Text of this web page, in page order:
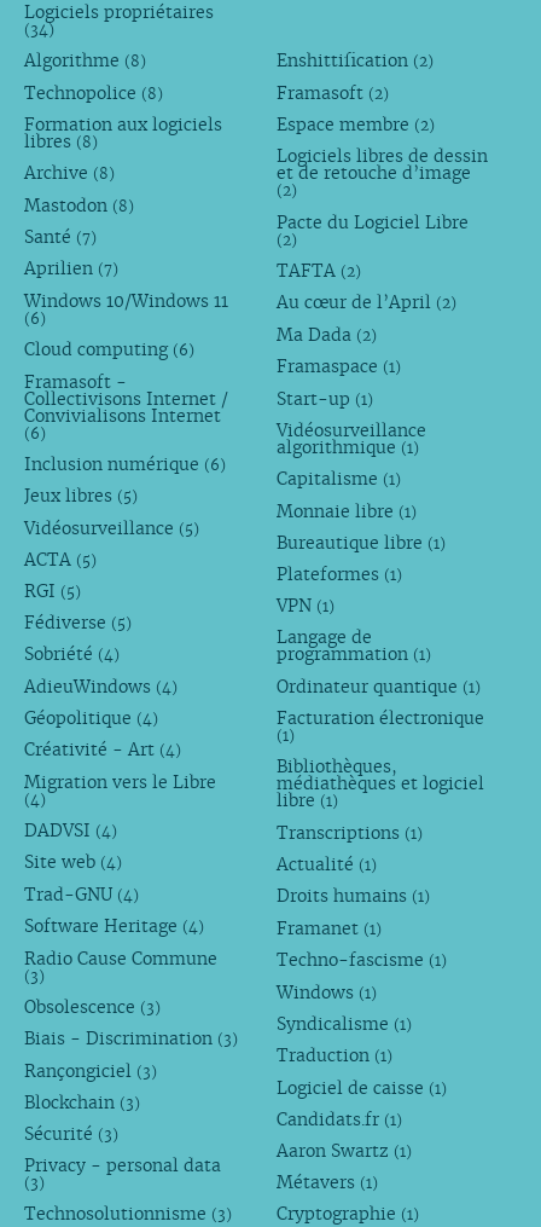
Logiciels propriétaires
(34)
Algorithme (8)
Technopolice (8)
Formation aux logiciels
libres (8)
Archive (8)
Mastodon (8)
Santé (7)
Aprilien (7)
Windows 10/Windows 11
(6)
Cloud computing (6)
Framasoft -
Collectivisons Internet /
Convivialisons Internet
(6)
Inclusion numérique (6)
Jeux libres (5)
Vidéosurveillance (5)
ACTA (5)
RGI (5)
Fédiverse (5)
Sobriété (4)
AdieuWindows (4)
Géopolitique (4)
Créativité - Art (4)
Migration vers le Libre
(4)
DADVSI (4)
Site web (4)
Trad-GNU (4)
Software Heritage (4)
Radio Cause Commune
(3)
Obsolescence (3)
Biais - Discrimination (3)
Rançongiciel (3)
Blockchain (3)
Sécurité (3)
Privacy - personal data
(3)
Technosolutionnisme (3)
Enshittification (2)
Framasoft (2)
Espace membre (2)
Logiciels libres de dessin
et de retouche d’image
(2)
Pacte du Logiciel Libre
(2)
TAFTA (2)
Au cœur de l’April (2)
Ma Dada (2)
Framaspace (1)
Start-up (1)
Vidéosurveillance
algorithmique (1)
Capitalisme (1)
Monnaie libre (1)
Bureautique libre (1)
Plateformes (1)
VPN (1)
Langage de
programmation (1)
Ordinateur quantique (1)
Facturation électronique
(1)
Bibliothèques,
médiathèques et logiciel
libre (1)
Transcriptions (1)
Actualité (1)
Droits humains (1)
Framanet (1)
Techno-fascisme (1)
Windows (1)
Syndicalisme (1)
Traduction (1)
Logiciel de caisse (1)
Candidats.fr (1)
Aaron Swartz (1)
Métavers (1)
Cryptographie (1)